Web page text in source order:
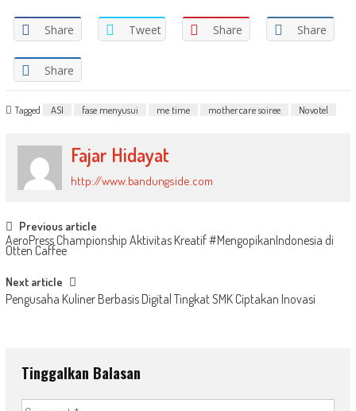
Share Tweet Share Share
Share
Tagged ASI fase menyusui me time mothercare soiree Novotel
Fajar Hidayat
http://www.bandungside.com
Post
navigation
Previous article
AeroPress Championship Aktivitas Kreatif #MengopikanIndonesia di
Otten Caffee
Next article
Pengusaha Kuliner Berbasis Digital Tingkat SMK Ciptakan Inovasi
Tinggalkan Balasan